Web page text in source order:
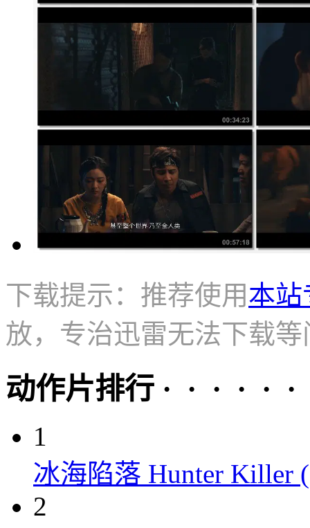
下载提示：推荐使用本站
放，专治迅雷无法下载等
动作片排行 · · · · · ·
1
冰海陷落 Hunter Killer
2